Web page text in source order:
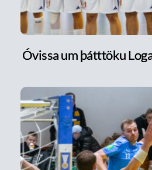
Óvissa um þátttöku